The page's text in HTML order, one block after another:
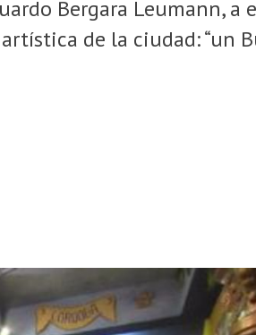
Bergara Leumann, a
de la ciudad: “un